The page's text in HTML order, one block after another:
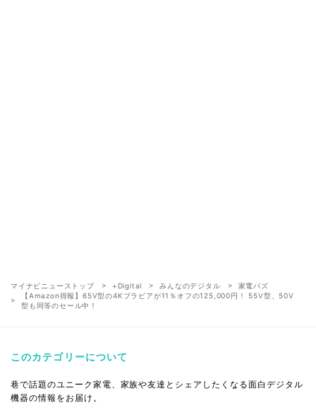
マイナビニューストップ +Digital みんなのデジタル
家電バズ
【Amazon得報】65V型の4Kブラビアが11％オフの125,000円！ 55V型、50V
型も同等のセール中！
このカテゴリーについて
巷で話題のユニーク家電、家族や友達とシェアしたくなる面白デジタル
機器の情報をお届け。